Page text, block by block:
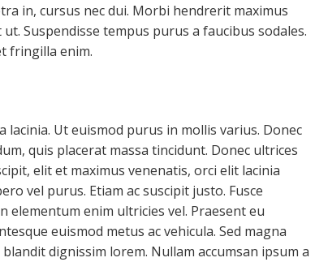
in, cursus nec dui. Morbi hendrerit maximus
Suspendisse tempus purus a faucibus sodales.
fringilla enim.
lacinia. Ut euismod purus in mollis varius. Donec
quis placerat massa tincidunt. Donec ultrices
elit et maximus venenatis, orci elit lacinia
vel purus. Etiam ac suscipit justo. Fusce
elementum enim ultricies vel. Praesent eu
euismod metus ac vehicula. Sed magna
dignissim lorem. Nullam accumsan ipsum a